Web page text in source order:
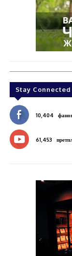
Stay Connected
10,404
61,453